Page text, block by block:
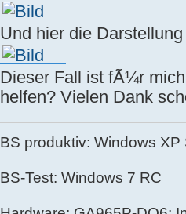
Und hier die
Dieser Fall ist fÃ¼r
helfen? Vielen Dank
BS produktiv: Windows
BS-Test: Windows 7 RC